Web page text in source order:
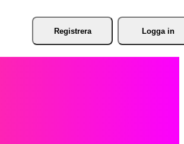
Registrera Logga in